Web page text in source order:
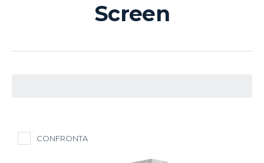
Screen
CONFRONTA